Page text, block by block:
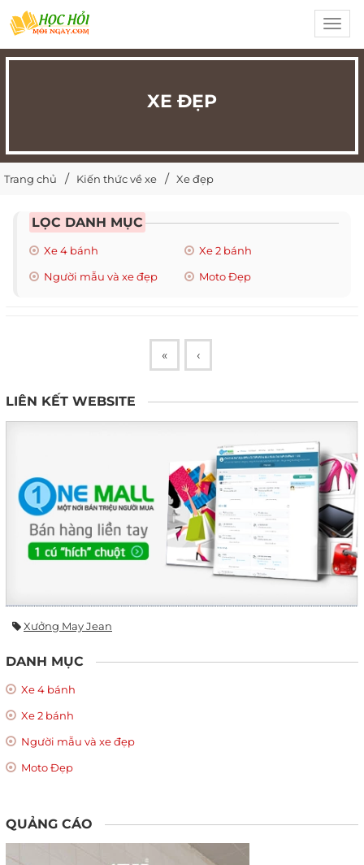
XE ĐẸP
Trang chủ Kiến thức về xe Xe đẹp
LỌC DANH MỤC
Xe 4 bánh
Xe 2 bánh
Người mẫu và xe đẹp
Moto Đẹp
« ‹
LIÊN KẾT WEBSITE
Xưởng May Jean
DANH MỤC
Xe 4 bánh
Xe 2 bánh
Người mẫu và xe đẹp
Moto Đẹp
QUẢNG CÁO